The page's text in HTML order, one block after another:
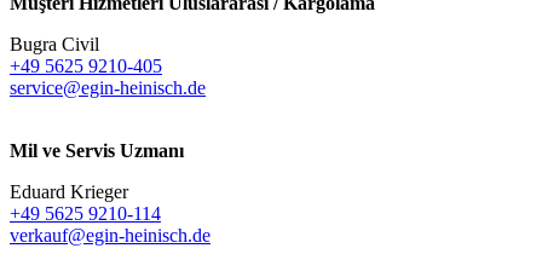
Bugra Civil
+49 5625 9210-405
service@egin-heinisch.de
Mil ve Servis Uzmanı
Eduard Krieger
+49 5625 9210-114
verkauf@egin-heinisch.de